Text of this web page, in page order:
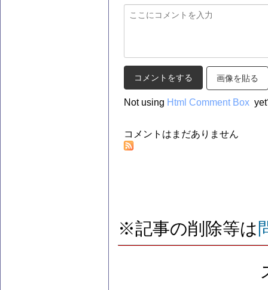
画像を貼る
Not using Html Comment Box
コメントはまだありません
※記事の削除等は